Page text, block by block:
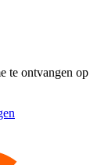
te ontvangen op